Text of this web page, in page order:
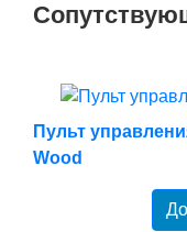
Пульт
Wood